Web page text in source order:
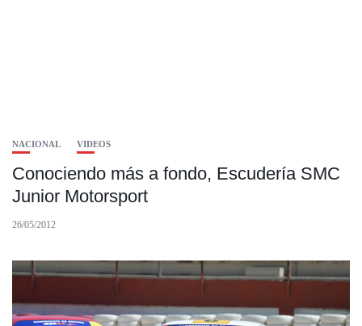
NACIONAL VIDEOS
Conociendo más a fondo, Escudería SMC
Junior Motorsport
26/05/2012